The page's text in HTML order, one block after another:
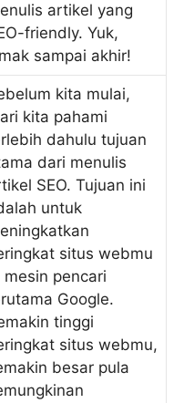
artikel yang
friendly. Yuk,
sampai akhir!
kita mulai,
kita pahami
dahulu tujuan
dari menulis
SEO. Tujuan ini
untuk
situs webmu
mesin pencari
Google.
tinggi
situs webmu,
besar pula